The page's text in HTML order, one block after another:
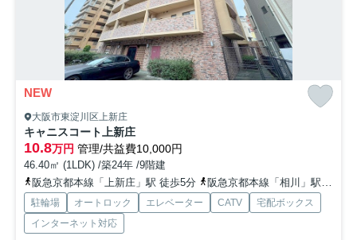
NEW
大阪市東淀川区上新庄
キャニスコート上新庄
10.8万円 管理/共益費10,000円
46.40㎡ (1LDK) /築24年 /9階建
阪急京都本線「上新庄」駅 徒歩5分
阪急京都本線「相川」駅 徒歩12分
駐輪場 オートロック エレベーター CATV
宅配ボックス
インターネット対応